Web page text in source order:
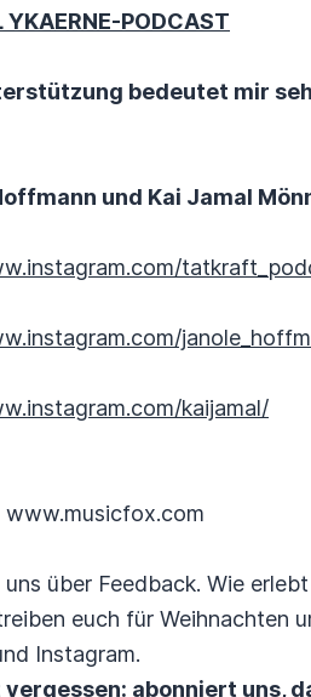
YKAERNE-PODCAST
bedeutet mir
und Kai Jamal
kaijamal/
www.musicfox.com
uns über Feedback. Wie
euch für Weihnachten
Instagram.
vergessen: abonniert uns,